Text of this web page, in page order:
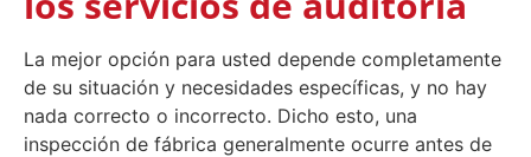
La mejor opción para usted depende completamente
de su situación y necesidades específicas, y no hay
nada correcto o incorrecto. Dicho esto, una
inspección de fábrica generalmente ocurre antes de